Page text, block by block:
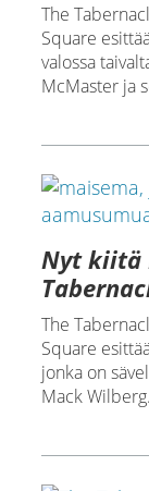
The
Square
valossa
McMaster ja
Nyt kiitä
The
Square
jonka on
Mack Wilberg.